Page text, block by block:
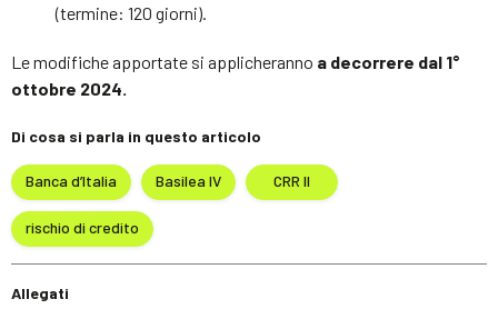
(termine: 120 giorni).
Le modifiche apportate si applicheranno a decorrere dal 1°
ottobre 2024.
Di cosa si parla in questo articolo
Banca d’Italia Basilea IV CRR II
rischio di credito
Allegati